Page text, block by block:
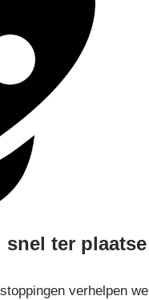
snel ter plaatse
verhelpen we